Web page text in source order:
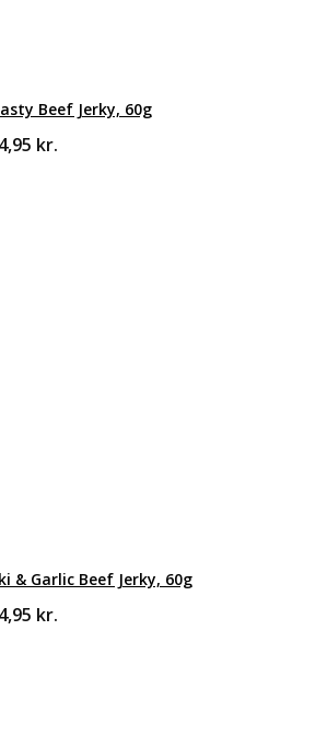
Beef Jerky, 60g
kr.
& Garlic Beef Jerky, 60g
kr.